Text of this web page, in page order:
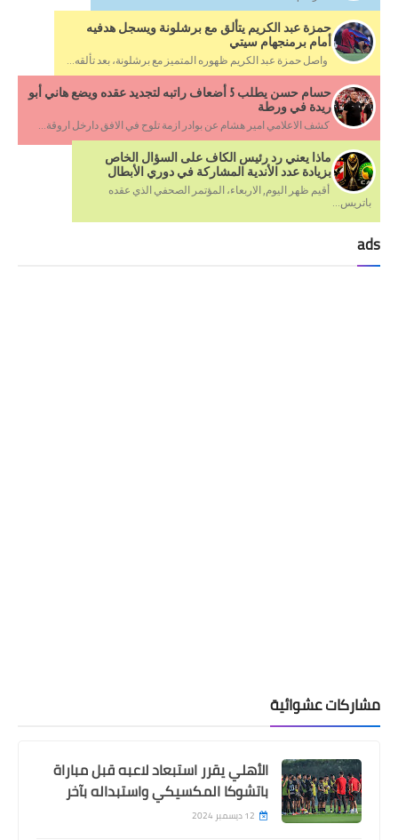
حمزة عبد الكريم يتألق مع برشلونة ويسجل هدفيه
أمام برمنجهام سيتي
واصل حمزة عبد الكريم ظهوره المتميز مع برشلونة، بعد تألقه...
حسام حسن يطلب 5 أضعاف راتبه لتجديد عقده ويضع هاني أبو
ريدة في ورطة
كشف الاعلامي امير هشام عن بوادر ازمة تلوح في الافق دارخل اروقة...
ماذا يعني رد رئيس الكاف على السؤال الخاص
بزيادة عدد الأندية المشاركة في دوري الأبطال
أقيم ظهر اليوم, الاربعاء، المؤتمر الصحفي الذي عقده
باتريس...
ads
مشاركات عشوائية
الأهلي يقرر استبعاد لاعبه قبل مباراة
باتشوكا المكسيكي واستبداله بآخر
12 ديسمبر 2024